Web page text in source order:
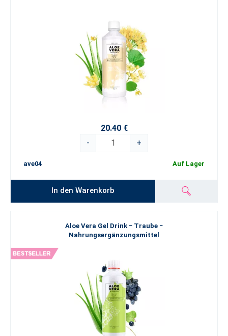
20.40 €
-
+
ave04 Auf Lager
In den Warenkorb
Aloe Vera Gel Drink − Traube −
Nahrungsergänzungsmittel